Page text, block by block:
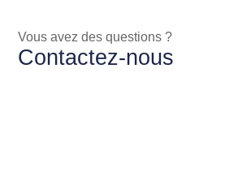
Vous avez des questions ?
Contactez-nous